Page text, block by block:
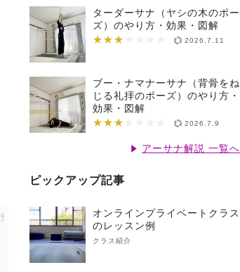
ターダーサナ（ヤシの木のポー
ズ）のやり方・効果・図解
★★★
★★★★★★★ 2026.7.11
ブー・ナマナーサナ（背骨をね
じる礼拝のポーズ）のやり方・
効果・図解
★★★
★★★★★★★ 2026.7.9
アーサナ解説 一覧へ
ピックアップ記事
オンラインプライベートクラス
のレッスン例
クラス紹介